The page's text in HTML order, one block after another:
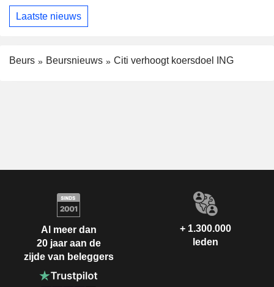
Laatste nieuws
Beurs Beursnieuws Citi verhoogt koersdoel ING
Al meer dan
20 jaar aan de
zijde van beleggers
+ 1.300.000
leden